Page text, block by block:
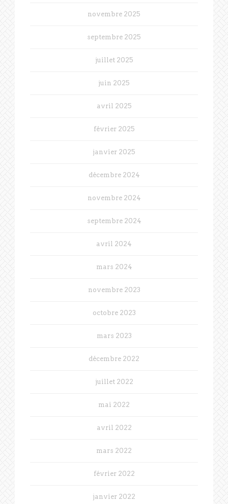
novembre 2025
septembre 2025
juillet 2025
juin 2025
avril 2025
février 2025
janvier 2025
décembre 2024
novembre 2024
septembre 2024
avril 2024
mars 2024
novembre 2023
octobre 2023
mars 2023
décembre 2022
juillet 2022
mai 2022
avril 2022
mars 2022
février 2022
janvier 2022